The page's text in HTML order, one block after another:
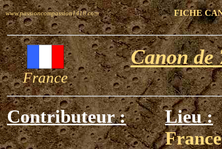
www.passioncompassion1418.com FICHE
France
Canon de
Contributeur :
Lieu :
France